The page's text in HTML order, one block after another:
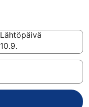
Lähtöpäivä
10.9.